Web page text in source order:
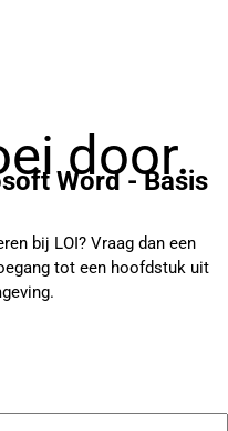
door.
Word - Basis
bij LOI? Vraag dan een
tot een hoofdstuk uit